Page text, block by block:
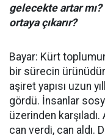
gelecekte artar mı?
ortaya çıkarır?
Bayar: Kürt
bir sürecin
aşiret yapısı uzun
gördü. İnsanlar
üzerinden
can verdi, can aldı.